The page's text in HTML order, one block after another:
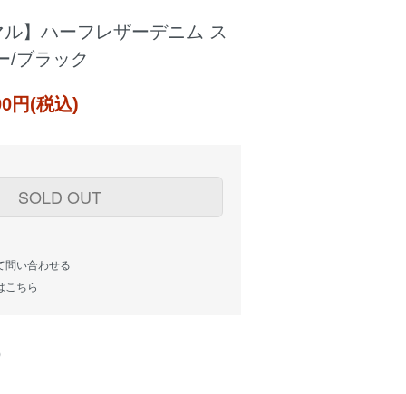
】ハーフレザーデニム ス
/ブラック
円(税込)
SOLD OUT
問い合わせる
こちら